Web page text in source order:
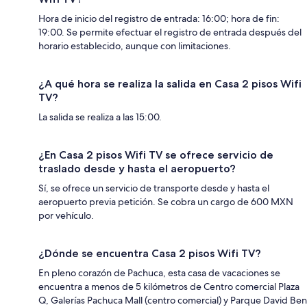
Hora de inicio del registro de entrada: 16:00; hora de fin:
19:00. Se permite efectuar el registro de entrada después del
horario establecido, aunque con limitaciones.
¿A qué hora se realiza la salida en Casa 2 pisos Wifi
TV?
La salida se realiza a las 15:00.
¿En Casa 2 pisos Wifi TV se ofrece servicio de
traslado desde y hasta el aeropuerto?
Sí, se ofrece un servicio de transporte desde y hasta el
aeropuerto previa petición. Se cobra un cargo de 600 MXN
por vehículo.
¿Dónde se encuentra Casa 2 pisos Wifi TV?
En pleno corazón de Pachuca, esta casa de vacaciones se
encuentra a menos de 5 kilómetros de Centro comercial Plaza
Q, Galerías Pachuca Mall (centro comercial) y Parque David Ben